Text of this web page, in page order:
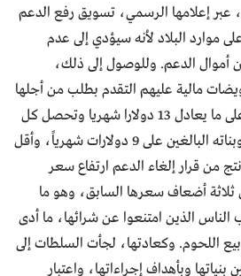
عبر إعلامها الرسمي، تسويق رفع الدعم
موارد البلاد لأنه سيؤدي إلى عدم
أموال الدعم. وللوصول إلى ذلك،
مالية عليهم التقدم بطلب من أجلها
(يحصل رب الأسرة الرجل على ما يعادل 13 دولارا شهريا وتحصل كل
واحدة من زوجاته وأولاده وبناته البالغين على 9 دولارات شهرياً، وأقل
من قرار إلغاء الدعم ارتفاع سعر
ثلاثة أضعاف سعرها السابق، وهو ما
الناس الذين امتنعوا عن شرائها، ما أدى
اللحوم. وكعادتها، لجأت السلطات إلى
بنياتها وبأهداف إجراءاتها، واعتبار